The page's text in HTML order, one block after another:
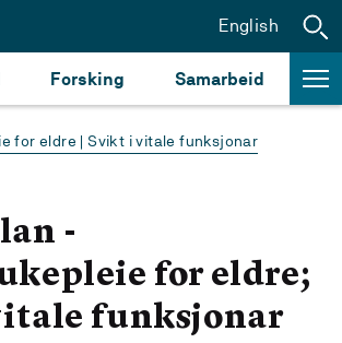
Forsking Samarbeid
English
for eldre | Svikt i vitale funksjonar
-
for eldre;
funksjonar